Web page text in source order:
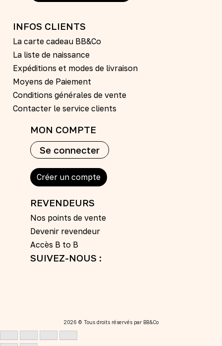
INFOS CLIENTS
La carte cadeau BB&Co
La liste de naissance
Expéditions et modes de livraison
Moyens de Paiement
Conditions générales de vente
Contacter le service clients
MON COMPTE
Se connecter
Créer un compte
REVENDEURS
Nos points de vente
Devenir revendeur
Accès B to B
SUIVEZ-NOUS :
2026 © Tous droits réservés par BB&Co